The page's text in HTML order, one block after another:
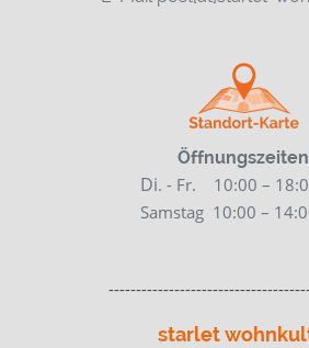
Di. - Fr. 10:00 –
Samstag 10:00 –
starlet